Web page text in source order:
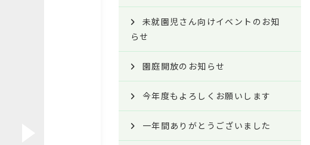
未就園児さん向けイベントのお知
らせ
園庭開放のお知らせ
今年度もよろしくお願いします
一年間ありがとうございました